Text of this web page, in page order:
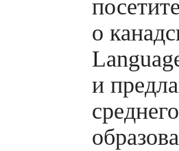
о
и